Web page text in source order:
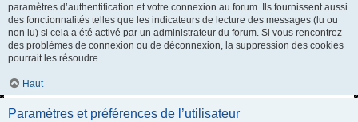
paramètres d’authentification et votre connexion au forum. Ils fournissent aussi
des fonctionnalités telles que les indicateurs de lecture des messages (lu ou
non lu) si cela a été activé par un administrateur du forum. Si vous rencontrez
des problèmes de connexion ou de déconnexion, la suppression des cookies
pourrait les résoudre.
Haut
Paramètres et préférences de l’utilisateur